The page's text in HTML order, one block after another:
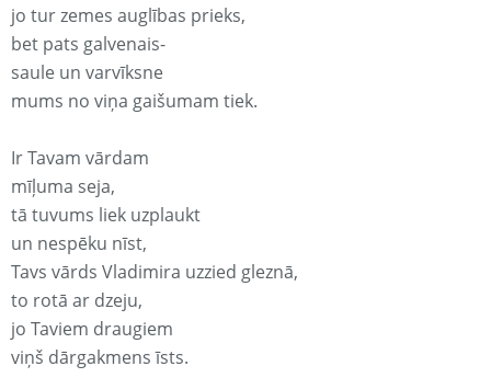
jo tur zemes auglības prieks,
bet pats galvenais-
saule un varvīksne
mums no viņa gaišumam tiek.
Ir Tavam vārdam
mīļuma seja,
tā tuvums liek uzplaukt
un nespēku nīst,
Tavs vārds Vladimira uzzied gleznā,
to rotā ar dzeju,
jo Taviem draugiem
viņš dārgakmens īsts.